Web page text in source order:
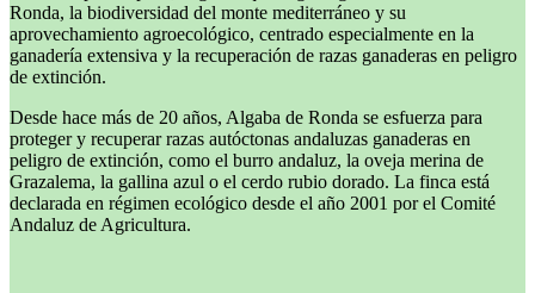
Ronda, la biodiversidad del monte mediterráneo y su
aprovechamiento agroecológico, centrado especialmente en la
ganadería extensiva y la recuperación de razas ganaderas en peligro
de extinción.
Desde hace más de 20 años, Algaba de Ronda se esfuerza para
proteger y recuperar razas autóctonas andaluzas ganaderas en
peligro de extinción, como el burro andaluz, la oveja merina de
Grazalema, la gallina azul o el cerdo rubio dorado. La finca está
declarada en régimen ecológico desde el año 2001 por el Comité
Andaluz de Agricultura.